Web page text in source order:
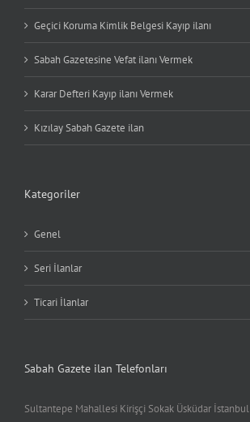
Geçici Koruma Kimlik Belgesi Kayıp ilanı
Sabah Gazetesine Vefat ilanı Vermek
Karar Defteri Kayıp ilanı Vermek
Kızılay Sabah Gazete ilan
Kategoriler
Genel
Seri İlanlar
Ticari İlanlar
Sabah Gazete ilan Telefonları
Sultantepe Mahallesi Kirişçi Sokak Üsküdar İstanbul